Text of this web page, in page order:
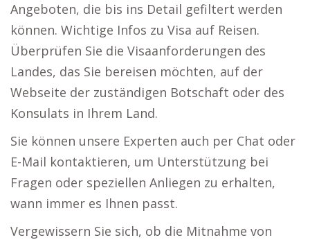
Angeboten, die bis ins Detail gefiltert werden
können. Wichtige Infos zu Visa auf Reisen.
Überprüfen Sie die Visaanforderungen des
Landes, das Sie bereisen möchten, auf der
Webseite der zuständigen Botschaft oder des
Konsulats in Ihrem Land.
Sie können unsere Experten auch per Chat oder
E-Mail kontaktieren, um Unterstützung bei
Fragen oder speziellen Anliegen zu erhalten,
wann immer es Ihnen passt.
Vergewissern Sie sich, ob die Mitnahme von